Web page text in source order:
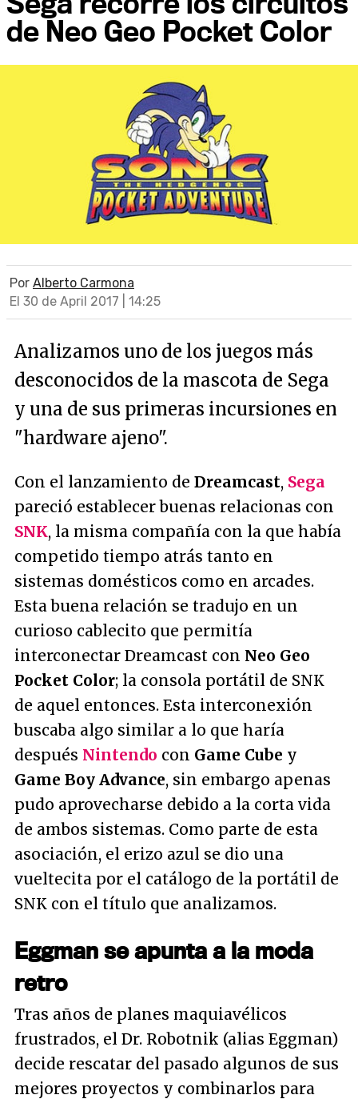
de Neo Geo Pocket Color
Por Alberto Carmona
El 30 de April 2017 | 14:25
Analizamos uno de los juegos más
desconocidos de la mascota de Sega
y una de sus primeras incursiones en
"hardware ajeno".
Con el lanzamiento de Dreamcast, Sega
pareció establecer buenas relacionas con
SNK, la misma compañía con la que había
competido tiempo atrás tanto en
sistemas domésticos como en arcades.
Esta buena relación se tradujo en un
curioso cablecito que permitía
interconectar Dreamcast con Neo Geo
Pocket Color; la consola portátil de SNK
de aquel entonces. Esta interconexión
buscaba algo similar a lo que haría
después Nintendo con Game Cube y
Game Boy Advance, sin embargo apenas
pudo aprovecharse debido a la corta vida
de ambos sistemas. Como parte de esta
asociación, el erizo azul se dio una
vueltecita por el catálogo de la portátil de
SNK con el título que analizamos.
Eggman se apunta a la moda
retro
Tras años de planes maquiavélicos
frustrados, el Dr. Robotnik (alias Eggman)
decide rescatar del pasado algunos de sus
mejores proyectos y combinarlos para